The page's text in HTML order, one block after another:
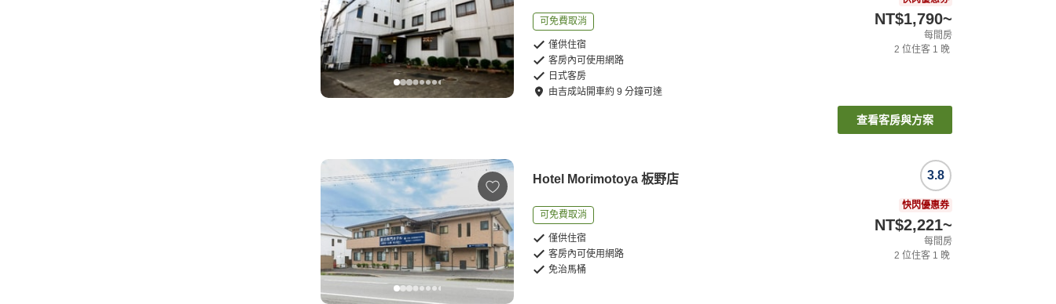
可免費取消
僅供住宿
客房內可使用網路
日式客房
由吉成站開車約9 分鐘可達
NT$1,790~
每間房
2 位住客 1 晚
查看客房與方案
Hotel Morimotoya 板野店
可免費取消
僅供住宿
客房內可使用網路
免治馬桶
3.8
快閃優惠券
NT$2,221~
每間房
2 位住客 1 晚